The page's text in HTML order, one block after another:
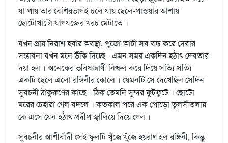
যা পায় তার বেশিরভাগই চলে যায় ছেলে-পাওয়ার আশায়
ছোটোখাটো যাগযজ্ঞের খরচ মেটাতে ।
যখন প্রায় নিরাশ হবার অবস্থা, পুজো-আর্চা সব বন্ধ করে দেবার
সম্ভাবনা যখন মনে উঁকি দিচ্ছে - এমন সময় একদিন হঠাৎ দেবতার
দয়া হল । অনেকের ভবিষ্যদ্বাণী নিষ্ফল করে দিয়ে সত্যি সত্যি
একটি ছেলে এলো রঙ্গিনীর কোলে । যেমনটি সে দেখেছিল সেদিন
সুবচনী ঠাকুরুণের কাছে - ঠিক তেমনি সুন্দর ফুটফুটে । ছোটো
ঘরের চেহারা গেল বদলে । কতকাল পরে এক পোড়ো তুলসীতলায়
কে এসে যেন হঠাৎ প্রদীপ জ্বালিয়ে দিয়ে গেল ।
সুবচনীর আশীর্বাদী সেই ফুলটি খুঁজে খুঁজে হয়রাণ হল রঙ্গিনী, কিন্তু